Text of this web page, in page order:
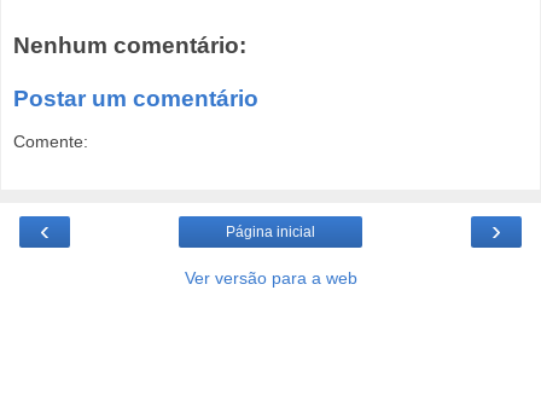
Nenhum comentário:
Postar um comentário
Comente:
‹ ›
Página inicial
Ver versão para a web